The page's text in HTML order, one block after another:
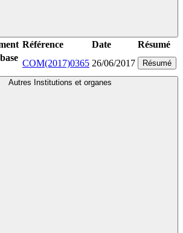
Référence Date
Résumé
COM(2017)0365 26/06/2017 Résumé
Autres Institutions et organes